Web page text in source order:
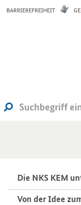
BARRIEREFREIHEIT
Die NKS KEM
Von der Idee